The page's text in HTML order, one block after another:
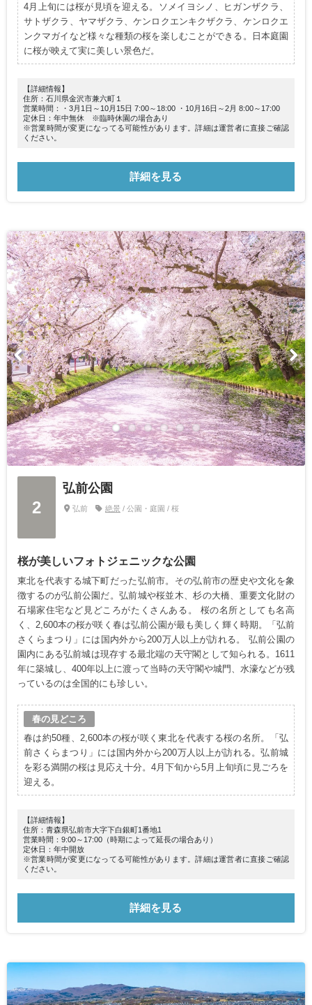
4月上旬には桜が見頃を迎える。ソメイヨシノ、ヒガンザクラ、
サトザクラ、ヤマザクラ、ケンロクエンキクザクラ、ケンロクエ
ンクマガイなど様々な種類の桜を楽しむことができる。日本庭園
に桜が映えて実に美しい景色だ。
【詳細情報】
住所：石川県金沢市兼六町１
営業時間：・3月1日～10月15日 7:00～18:00 ・10月16日～2月 8:00～17:00
定休日：年中無休 ※臨時休園の場合あり
※営業時間が変更になってる可能性があります。詳細は運営者に直接ご確認
ください。
詳細を見る
2
弘前公園
弘前 絶景/ 公園・庭園 / 桜
桜が美しいフォトジェニックな公園
東北を代表する城下町だった弘前市。その弘前市の歴史や文化を象
徴するのが弘前公園だ。弘前城や桜並木、杉の大橋、重要文化財の
石場家住宅など見どころがたくさんある。 桜の名所としても名高
く、2,600本の桜が咲く春は弘前公園が最も美しく輝く時期。「弘前
さくらまつり」には国内外から200万人以上が訪れる。 弘前公園の
園内にある弘前城は現存する最北端の天守閣として知られる。1611
年に築城し、400年以上に渡って当時の天守閣や城門、水濠などが残
っているのは全国的にも珍しい。
春の見どころ
春は約50種、2,600本の桜が咲く東北を代表する桜の名所。「弘
前さくらまつり」には国内外から200万人以上が訪れる。弘前城
を彩る満開の桜は見応え十分。4月下旬から5月上旬頃に見ごろを
迎える。
【詳細情報】
住所：青森県弘前市大字下白銀町1番地1
営業時間：9:00～17:00（時期によって延長の場合あり）
定休日：年中開放
※営業時間が変更になってる可能性があります。詳細は運営者に直接ご確認
ください。
詳細を見る